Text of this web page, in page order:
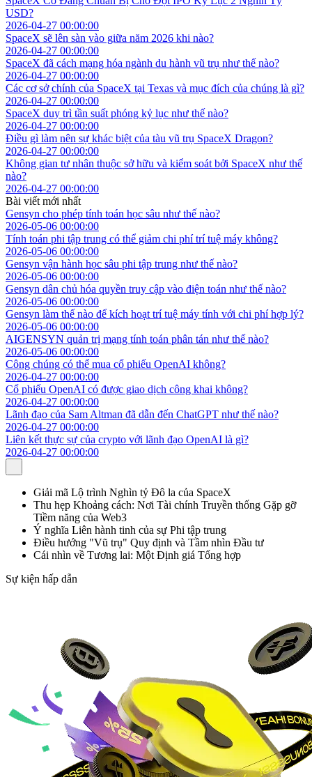
USD?
2026-04-27 00:00:00
SpaceX sẽ lên sàn vào giữa năm 2026 khi nào?
2026-04-27 00:00:00
SpaceX đã cách mạng hóa ngành du hành vũ trụ như thế nào?
2026-04-27 00:00:00
Các cơ sở chính của SpaceX tại Texas và mục đích của chúng là gì?
2026-04-27 00:00:00
SpaceX duy trì tần suất phóng kỷ lục như thế nào?
2026-04-27 00:00:00
Điều gì làm nên sự khác biệt của tàu vũ trụ SpaceX Dragon?
2026-04-27 00:00:00
Không gian tư nhân thuộc sở hữu và kiểm soát bởi SpaceX như thế
nào?
2026-04-27 00:00:00
Bài viết mới nhất
Gensyn cho phép tính toán học sâu như thế nào?
2026-05-06 00:00:00
Tính toán phi tập trung có thể giảm chi phí trí tuệ máy không?
2026-05-06 00:00:00
Gensyn vận hành học sâu phi tập trung như thế nào?
2026-05-06 00:00:00
Gensyn dân chủ hóa quyền truy cập vào điện toán như thế nào?
2026-05-06 00:00:00
Gensyn làm thế nào để kích hoạt trí tuệ máy tính với chi phí hợp lý?
2026-05-06 00:00:00
AIGENSYN quản trị mạng tính toán phân tán như thế nào?
2026-05-06 00:00:00
Công chúng có thể mua cổ phiếu OpenAI không?
2026-04-27 00:00:00
Cổ phiếu OpenAI có được giao dịch công khai không?
2026-04-27 00:00:00
Lãnh đạo của Sam Altman đã dẫn đến ChatGPT như thế nào?
2026-04-27 00:00:00
Liên kết thực sự của crypto với lãnh đạo OpenAI là gì?
2026-04-27 00:00:00
Giải mã Lộ trình Nghìn tỷ Đô la của SpaceX
Thu hẹp Khoảng cách: Nơi Tài chính Truyền thống Gặp gỡ
Tiềm năng của Web3
Ý nghĩa Liên hành tinh của sự Phi tập trung
Điều hướng "Vũ trụ" Quy định và Tầm nhìn Đầu tư
Cái nhìn về Tương lai: Một Định giá Tổng hợp
Sự kiện hấp dẫn